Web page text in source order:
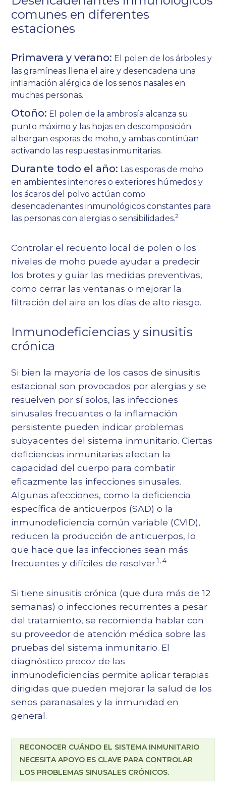
comunes en diferentes
estaciones
Primavera y verano: El polen de los árboles y
las gramíneas llena el aire y desencadena una
inflamación alérgica de los senos nasales en
muchas personas.
Otoño: El polen de la ambrosía alcanza su
punto máximo y las hojas en descomposición
albergan esporas de moho, y ambas continúan
activando las respuestas inmunitarias.
Durante todo el año: Las esporas de moho
en ambientes interiores o exteriores húmedos y
los ácaros del polvo actúan como
desencadenantes inmunológicos constantes para
las personas con alergias o sensibilidades.2
Controlar el recuento local de polen o los
niveles de moho puede ayudar a predecir
los brotes y guiar las medidas preventivas,
como cerrar las ventanas o mejorar la
filtración del aire en los días de alto riesgo.
Inmunodeficiencias y sinusitis
crónica
Si bien la mayoría de los casos de sinusitis
estacional son provocados por alergias y se
resuelven por sí solos, las infecciones
sinusales frecuentes o la inflamación
persistente pueden indicar problemas
subyacentes del sistema inmunitario. Ciertas
deficiencias inmunitarias afectan la
capacidad del cuerpo para combatir
eficazmente las infecciones sinusales.
Algunas afecciones, como la deficiencia
específica de anticuerpos (SAD) o la
inmunodeficiencia común variable (CVID),
reducen la producción de anticuerpos, lo
que hace que las infecciones sean más
frecuentes y difíciles de resolver.1 ,4
Si tiene sinusitis crónica (que dura más de 12
semanas) o infecciones recurrentes a pesar
del tratamiento, se recomienda hablar con
su proveedor de atención médica sobre las
pruebas del sistema inmunitario. El
diagnóstico precoz de las
inmunodeficiencias permite aplicar terapias
dirigidas que pueden mejorar la salud de los
senos paranasales y la inmunidad en
general.
RECONOCER CUÁNDO EL SISTEMA INMUNITARIO
NECESITA APOYO ES CLAVE PARA CONTROLAR
LOS PROBLEMAS SINUSALES CRÓNICOS.